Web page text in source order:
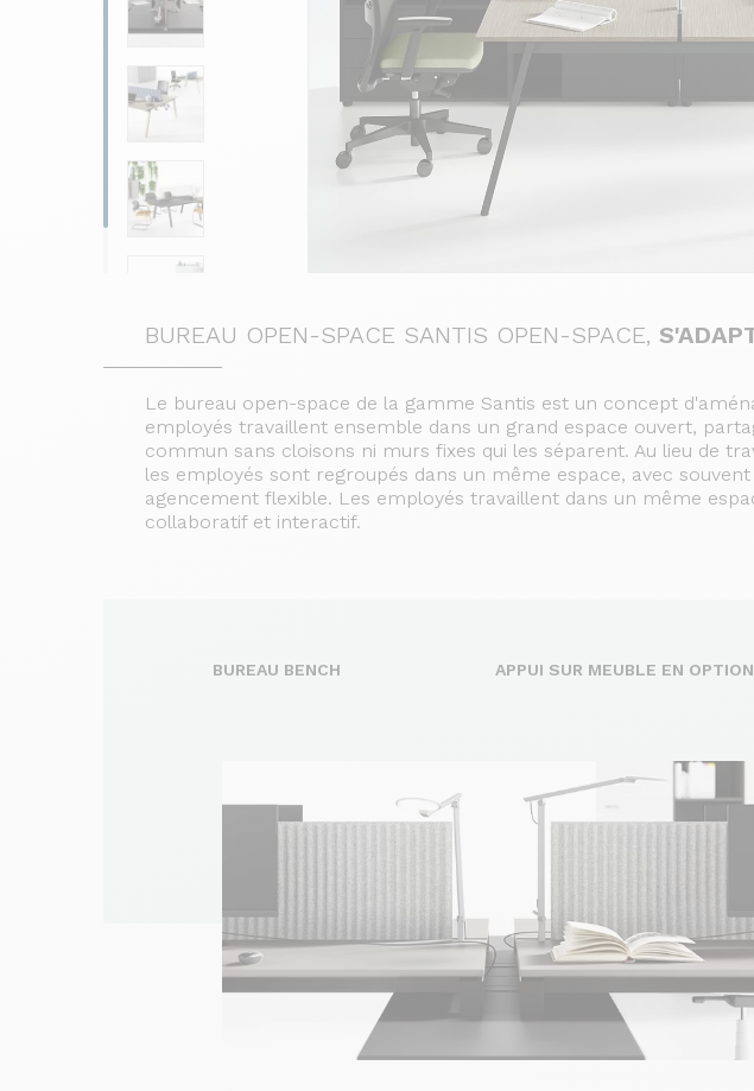
BUREAU OPEN-SPACE SANTIS OPEN-SPACE,
Le bureau open-space de la gamme Santis est un concept
employés travaillent ensemble dans un grand espace ouvert,
commun sans cloisons ni murs fixes qui les séparent. Au lieu de
les employés sont regroupés dans un même espace, avec
agencement flexible. Les employés travaillent dans un même
collaboratif et interactif.
BUREAU BENCH APPUI SUR MEUBLE EN OPTION